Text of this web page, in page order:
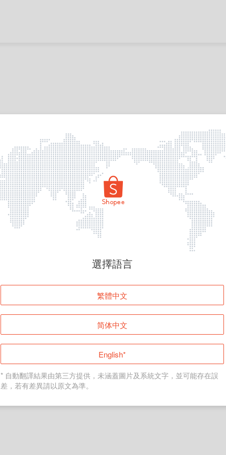
頁面無法顯示
登入
返回首頁
選擇語言
繁體中文
简体中文
English*
* 自動翻譯結果由第三方提供，未涵蓋圖片及系統文字，並可能存在誤
差，若有差異請以原文為準。